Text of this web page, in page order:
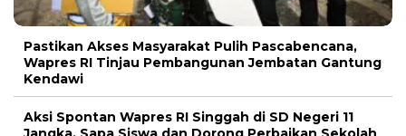
Pastikan Akses Masyarakat Pulih Pascabencana,
Wapres RI Tinjau Pembangunan Jembatan Gantung
Kendawi
Aksi Spontan Wapres RI Singgah di SD Negeri 11